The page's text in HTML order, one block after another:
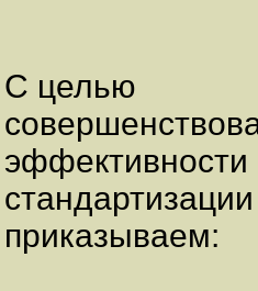
С целью
эффективности
приказываем: